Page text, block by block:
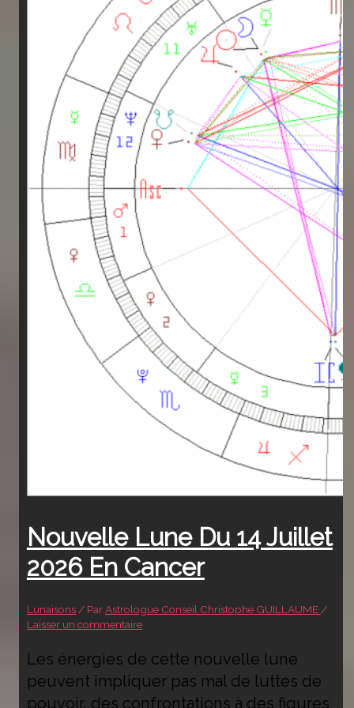
Nouvelle Lune Du 14 Juillet
2026 En Cancer
Lunaisons/ ParAstrologue Conseil Christophe GUILLAUME/
Laisser un commentaire
Les énergies de cette nouvelle lune
peuvent impliquer pas mal de luttes de
pouvoir, des confrontations à des figures